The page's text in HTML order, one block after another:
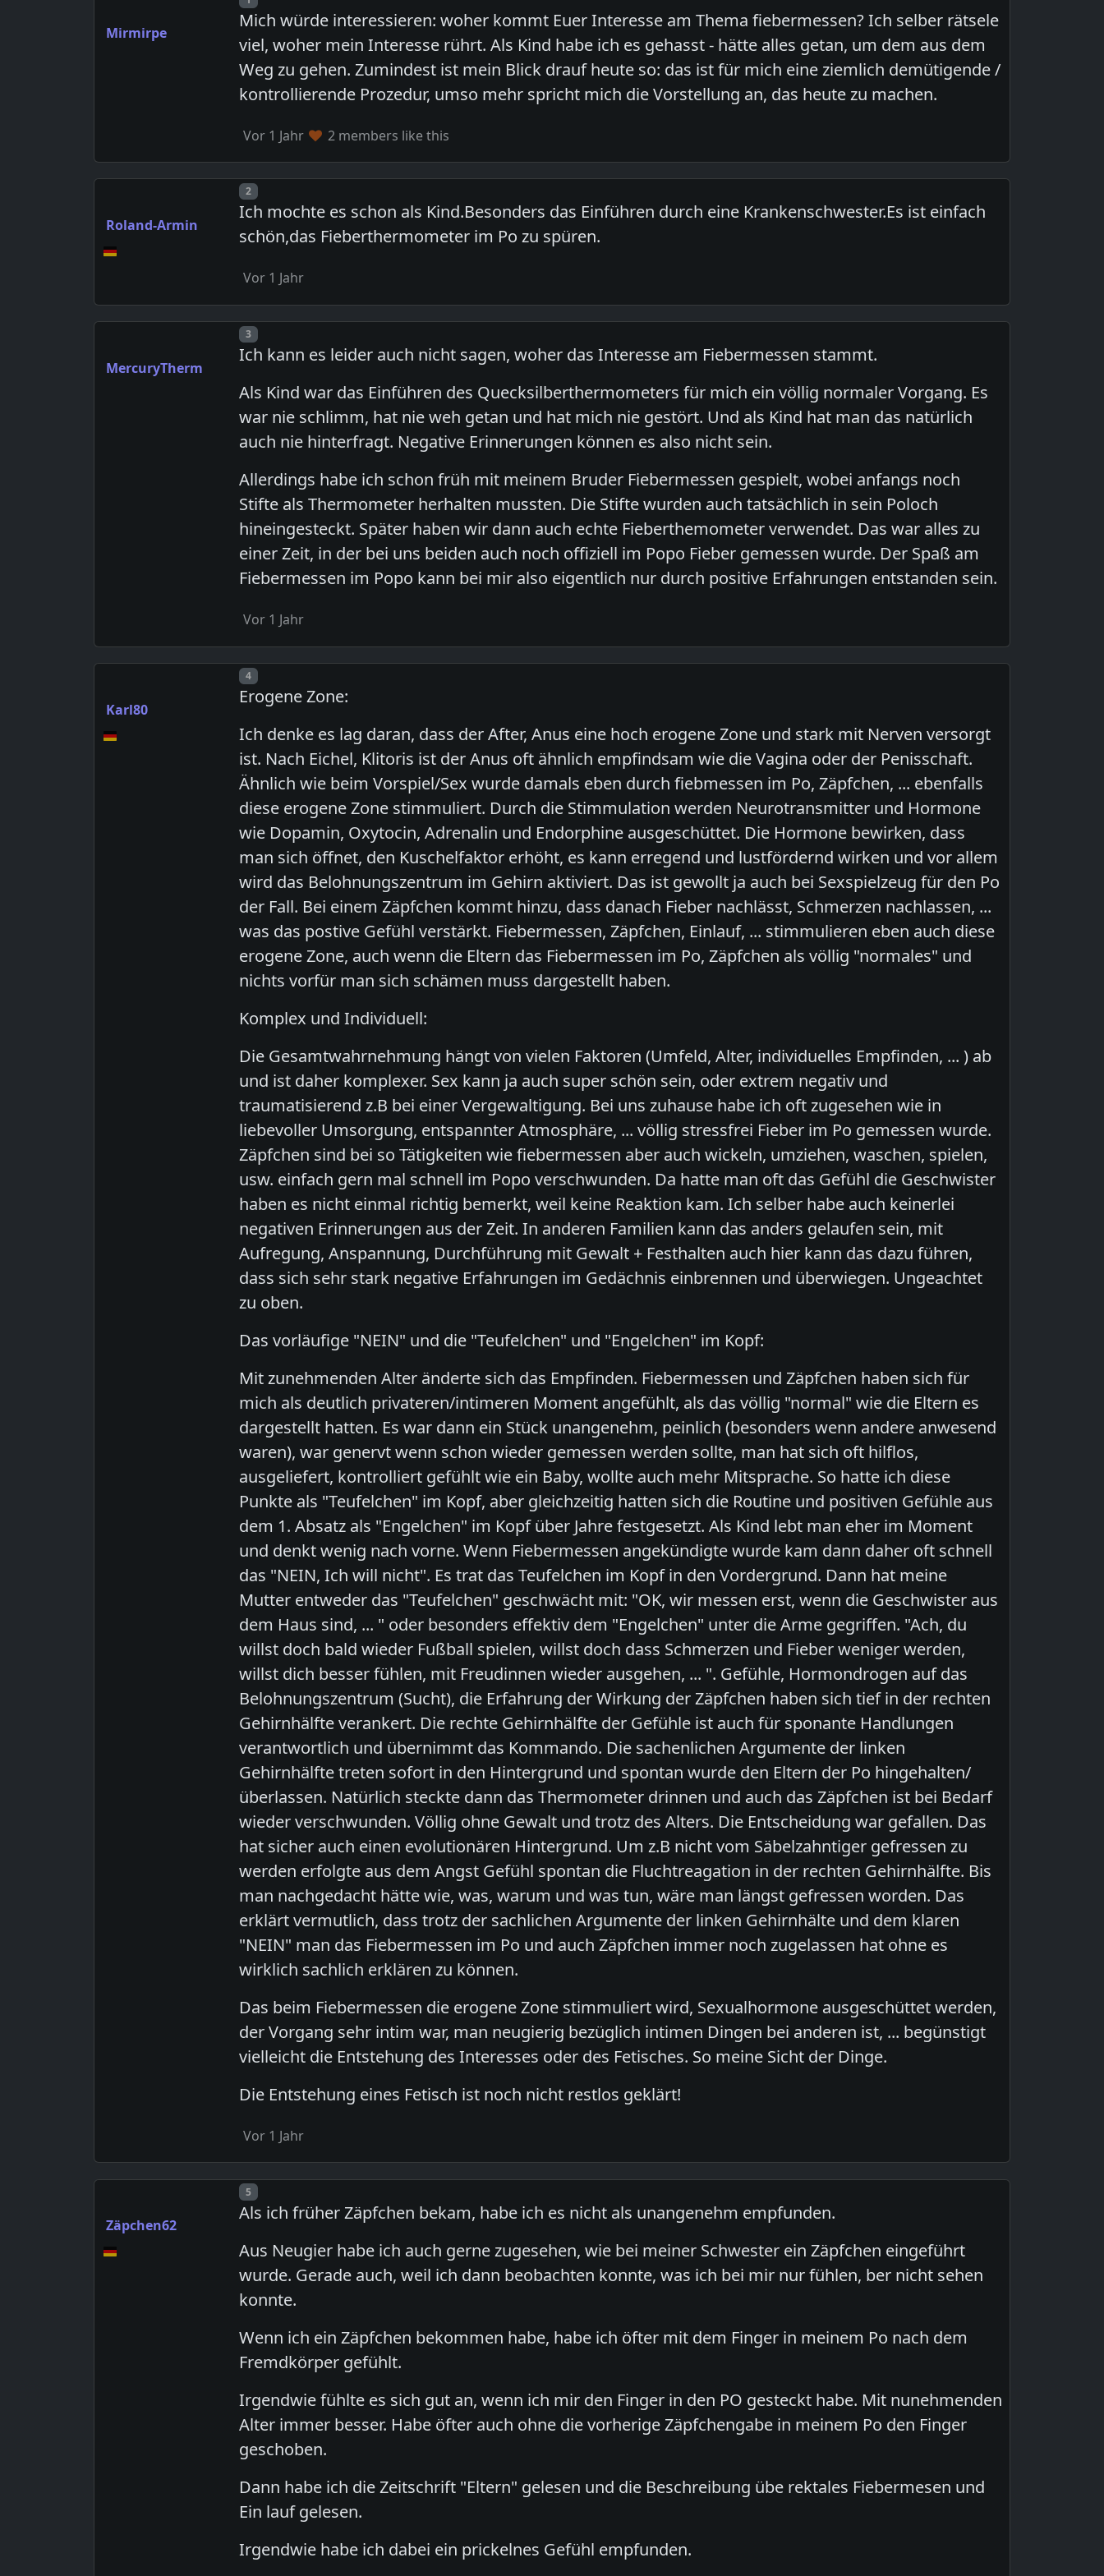
Mirmirpe
Mich würde interessieren: woher kommt Euer Interesse am Thema fiebermessen? Ich selber rätsele
viel, woher mein Interesse rührt. Als Kind habe ich es gehasst - hätte alles getan, um dem aus dem
Weg zu gehen. Zumindest ist mein Blick drauf heute so: das ist für mich eine ziemlich demütigende /
kontrollierende Prozedur, umso mehr spricht mich die Vorstellung an, das heute zu machen.
Vor 1 Jahr 2 members like this
Roland-Armin
Post number
2
Ich mochte es schon als Kind.Besonders das Einführen durch eine Krankenschwester.Es ist einfach
schön,das Fieberthermometer im Po zu spüren.
Vor 1 Jahr
MercuryTherm
Post number
3
Ich kann es leider auch nicht sagen, woher das Interesse am Fiebermessen stammt.
Als Kind war das Einführen des Quecksilberthermometers für mich ein völlig normaler Vorgang. Es
war nie schlimm, hat nie weh getan und hat mich nie gestört. Und als Kind hat man das natürlich
auch nie hinterfragt. Negative Erinnerungen können es also nicht sein.
Allerdings habe ich schon früh mit meinem Bruder Fiebermessen gespielt, wobei anfangs noch
Stifte als Thermometer herhalten mussten. Die Stifte wurden auch tatsächlich in sein Poloch
hineingesteckt. Später haben wir dann auch echte Fieberthemometer verwendet. Das war alles zu
einer Zeit, in der bei uns beiden auch noch offiziell im Popo Fieber gemessen wurde. Der Spaß am
Fiebermessen im Popo kann bei mir also eigentlich nur durch positive Erfahrungen entstanden sein.
Vor 1 Jahr
Karl80
Post number
4
Erogene Zone:
Ich denke es lag daran, dass der After, Anus eine hoch erogene Zone und stark mit Nerven versorgt
ist. Nach Eichel, Klitoris ist der Anus oft ähnlich empfindsam wie die Vagina oder der Penisschaft.
Ähnlich wie beim Vorspiel/Sex wurde damals eben durch fiebmessen im Po, Zäpfchen, ... ebenfalls
diese erogene Zone stimmuliert. Durch die Stimmulation werden Neurotransmitter und Hormone
wie Dopamin, Oxytocin, Adrenalin und Endorphine ausgeschüttet. Die Hormone bewirken, dass
man sich öffnet, den Kuschelfaktor erhöht, es kann erregend und lustfördernd wirken und vor allem
wird das Belohnungszentrum im Gehirn aktiviert. Das ist gewollt ja auch bei Sexspielzeug für den Po
der Fall. Bei einem Zäpfchen kommt hinzu, dass danach Fieber nachlässt, Schmerzen nachlassen, ...
was das postive Gefühl verstärkt. Fiebermessen, Zäpfchen, Einlauf, ... stimmulieren eben auch diese
erogene Zone, auch wenn die Eltern das Fiebermessen im Po, Zäpfchen als völlig "normales" und
nichts vorfür man sich schämen muss dargestellt haben.
Komplex und Individuell:
Die Gesamtwahrnehmung hängt von vielen Faktoren (Umfeld, Alter, individuelles Empfinden, ... ) ab
und ist daher komplexer. Sex kann ja auch super schön sein, oder extrem negativ und
traumatisierend z.B bei einer Vergewaltigung. Bei uns zuhause habe ich oft zugesehen wie in
liebevoller Umsorgung, entspannter Atmosphäre, ... völlig stressfrei Fieber im Po gemessen wurde.
Zäpfchen sind bei so Tätigkeiten wie fiebermessen aber auch wickeln, umziehen, waschen, spielen,
usw. einfach gern mal schnell im Popo verschwunden. Da hatte man oft das Gefühl die Geschwister
haben es nicht einmal richtig bemerkt, weil keine Reaktion kam. Ich selber habe auch keinerlei
negativen Erinnerungen aus der Zeit. In anderen Familien kann das anders gelaufen sein, mit
Aufregung, Anspannung, Durchführung mit Gewalt + Festhalten auch hier kann das dazu führen,
dass sich sehr stark negative Erfahrungen im Gedächnis einbrennen und überwiegen. Ungeachtet
zu oben.
Das vorläufige "NEIN" und die "Teufelchen" und "Engelchen" im Kopf:
Mit zunehmenden Alter änderte sich das Empfinden. Fiebermessen und Zäpfchen haben sich für
mich als deutlich privateren/intimeren Moment angefühlt, als das völlig "normal" wie die Eltern es
dargestellt hatten. Es war dann ein Stück unangenehm, peinlich (besonders wenn andere anwesend
waren), war genervt wenn schon wieder gemessen werden sollte, man hat sich oft hilflos,
ausgeliefert, kontrolliert gefühlt wie ein Baby, wollte auch mehr Mitsprache. So hatte ich diese
Punkte als "Teufelchen" im Kopf, aber gleichzeitig hatten sich die Routine und positiven Gefühle aus
dem 1. Absatz als "Engelchen" im Kopf über Jahre festgesetzt. Als Kind lebt man eher im Moment
und denkt wenig nach vorne. Wenn Fiebermessen angekündigte wurde kam dann daher oft schnell
das "NEIN, Ich will nicht". Es trat das Teufelchen im Kopf in den Vordergrund. Dann hat meine
Mutter entweder das "Teufelchen" geschwächt mit: "OK, wir messen erst, wenn die Geschwister aus
dem Haus sind, ... " oder besonders effektiv dem "Engelchen" unter die Arme gegriffen. "Ach, du
willst doch bald wieder Fußball spielen, willst doch dass Schmerzen und Fieber weniger werden,
willst dich besser fühlen, mit Freudinnen wieder ausgehen, ... ". Gefühle, Hormondrogen auf das
Belohnungszentrum (Sucht), die Erfahrung der Wirkung der Zäpfchen haben sich tief in der rechten
Gehirnhälfte verankert. Die rechte Gehirnhälfte der Gefühle ist auch für sponante Handlungen
verantwortlich und übernimmt das Kommando. Die sachenlichen Argumente der linken
Gehirnhälfte treten sofort in den Hintergrund und spontan wurde den Eltern der Po hingehalten/
überlassen. Natürlich steckte dann das Thermometer drinnen und auch das Zäpfchen ist bei Bedarf
wieder verschwunden. Völlig ohne Gewalt und trotz des Alters. Die Entscheidung war gefallen. Das
hat sicher auch einen evolutionären Hintergrund. Um z.B nicht vom Säbelzahntiger gefressen zu
werden erfolgte aus dem Angst Gefühl spontan die Fluchtreagation in der rechten Gehirnhälfte. Bis
man nachgedacht hätte wie, was, warum und was tun, wäre man längst gefressen worden. Das
erklärt vermutlich, dass trotz der sachlichen Argumente der linken Gehirnhälte und dem klaren
"NEIN" man das Fiebermessen im Po und auch Zäpfchen immer noch zugelassen hat ohne es
wirklich sachlich erklären zu können.
Das beim Fiebermessen die erogene Zone stimmuliert wird, Sexualhormone ausgeschüttet werden,
der Vorgang sehr intim war, man neugierig bezüglich intimen Dingen bei anderen ist, ... begünstigt
vielleicht die Entstehung des Interesses oder des Fetisches. So meine Sicht der Dinge.
Die Entstehung eines Fetisch ist noch nicht restlos geklärt!
Vor 1 Jahr
Zäpchen62
Post number
5
Als ich früher Zäpfchen bekam, habe ich es nicht als unangenehm empfunden.
Aus Neugier habe ich auch gerne zugesehen, wie bei meiner Schwester ein Zäpfchen eingeführt
wurde. Gerade auch, weil ich dann beobachten konnte, was ich bei mir nur fühlen, ber nicht sehen
konnte.
Wenn ich ein Zäpfchen bekommen habe, habe ich öfter mit dem Finger in meinem Po nach dem
Fremdkörper gefühlt.
Irgendwie fühlte es sich gut an, wenn ich mir den Finger in den PO gesteckt habe. Mit nunehmenden
Alter immer besser. Habe öfter auch ohne die vorherige Zäpfchengabe in meinem Po den Finger
geschoben.
Dann habe ich die Zeitschrift "Eltern" gelesen und die Beschreibung übe rektales Fiebermesen und
Ein lauf gelesen.
Irgendwie habe ich dabei ein prickelnes Gefühl empfunden.